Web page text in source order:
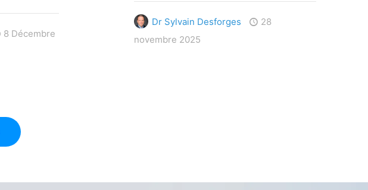
8 Décembre
Dr Sylvain Desforges
28
novembre 2025